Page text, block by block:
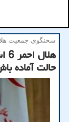
سخنگوی جمعیت
حالت آماده